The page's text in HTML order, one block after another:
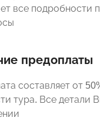
все подробности
предоплаты
составляет от
тура. Все детали